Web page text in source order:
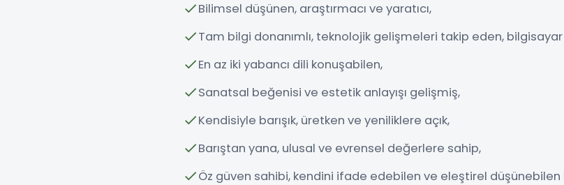
Bilimsel düşünen, araştırmacı ve yaratıcı,
Tam bilgi donanımlı, teknolojik gelişmeleri takip eden,
En az iki yabancı dili konuşabilen,
Sanatsal beğenisi ve estetik anlayışı gelişmiş,
Kendisiyle barışık, üretken ve yeniliklere açık,
Barıştan yana, ulusal ve evrensel değerlere sahip,
Öz güven sahibi, kendini ifade edebilen ve eleştirel düşünebilen